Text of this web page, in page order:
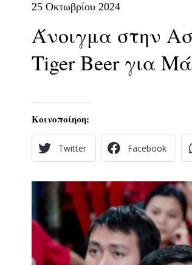
25 Οκτωβρίου 2024
Άνοιγμα στην
Tiger Beer για
Κοινοποίηση:
Twitter Facebook